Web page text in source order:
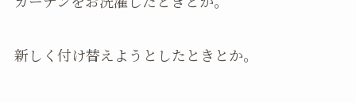
新しく付け替えようとしたときとか。